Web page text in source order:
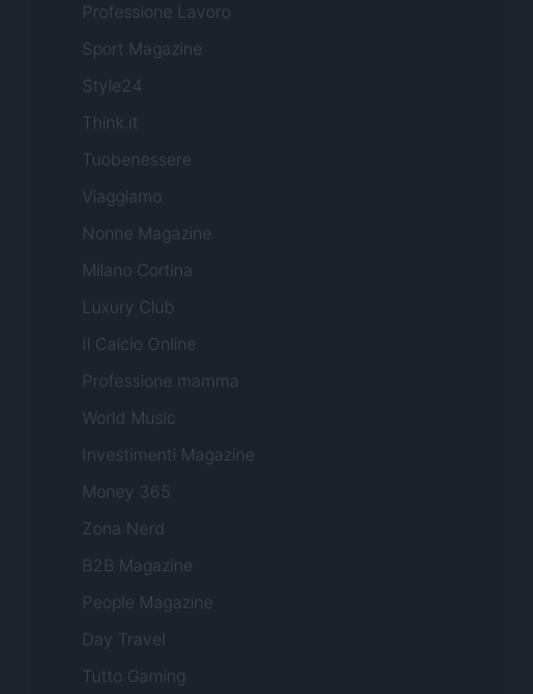
Professione Lavoro
Sport Magazine
Style24
Think.it
Tuobenessere
Viaggiamo
Nonne Magazine
Milano Cortina
Luxury Club
Il Calcio Online
Professione mamma
World Music
Investimenti Magazine
Money 365
Zona Nerd
B2B Magazine
People Magazine
Day Travel
Tutto Gaming